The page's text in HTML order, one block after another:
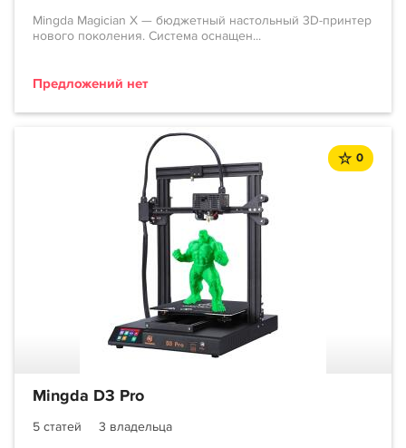
Mingda Magician X — бюджетный настольный 3D-принтер
нового поколения. Система оснащен...
Предложений нет
0
Mingda D3 Pro
5 статей
3 владельца